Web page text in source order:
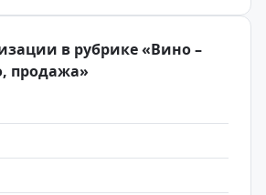
в рубрике «Вино –
продажа»